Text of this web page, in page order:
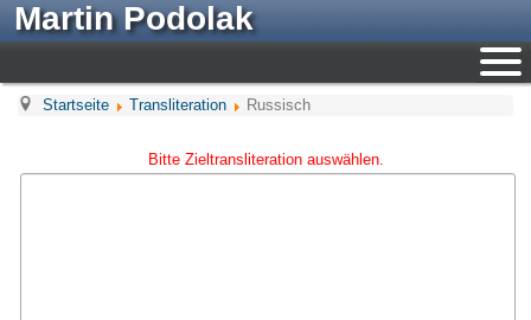
Martin Podolak
Startseite Transliteration Russisch
Bitte Zieltransliteration auswählen.